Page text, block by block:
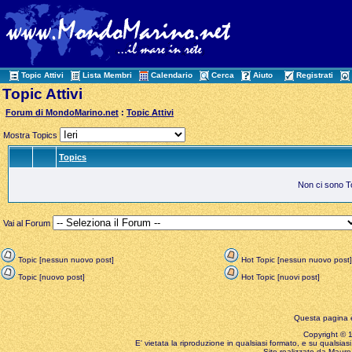
Topic Attivi Lista Membri Calendario Cerca Aiuto Registrati
Topic Attivi
Forum di MondoMarino.net :Topic Attivi
Mostra Topics
Topics
Non ci sono
Vai al Forum
Topic [nessun nuovo post]
Hot Topic [nessun nuovo post]
Topic [nuovo post]
Hot Topic [nuovi post]
Questa pagina
Copyright ©
E' vietata la riproduzione in qualsiasi formato, e su